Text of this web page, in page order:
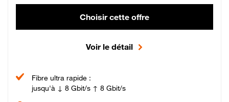
Choisir cette offre
Voir le détail
Fibre ultra rapide :
jusqu'à ↓ 8 Gbit/s ↑ 8 Gbit/s